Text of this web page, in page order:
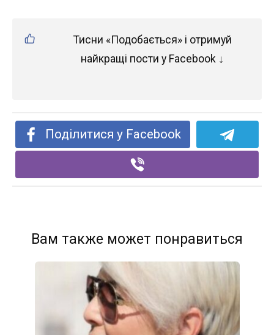
Тисни «Подобається» і отримуй
найкращі пости у Facebook ↓
Поділитися у Facebook
Вам также может понравиться